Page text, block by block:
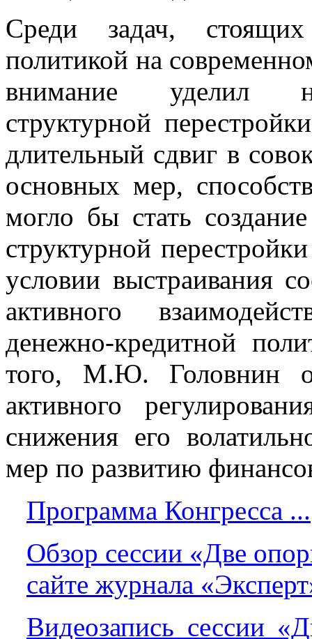
Среди задач, стоящих
политикой на
внимание уделил
структурной
длительный сдвиг в
основных мер,
могло бы стать
структурной
условии выстраивания
активного
денежно-кредитной
того, М.Ю. Головнин
активного
снижения его
мер по развитию
Программа Конгресса ...
Обзор сессии «Две
сайте журнала
Видеозапись сессии